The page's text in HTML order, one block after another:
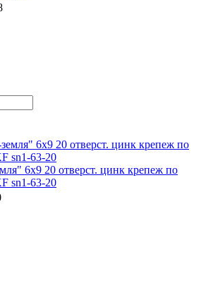
6х9 20 отверст. цинк крепеж по
sn1-63-20